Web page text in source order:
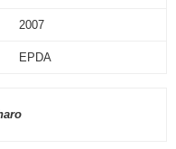
2007
EPDA